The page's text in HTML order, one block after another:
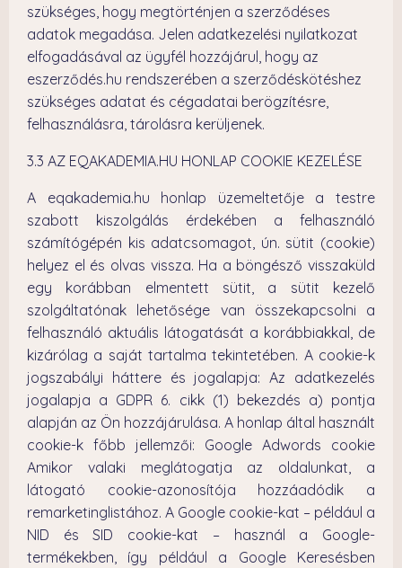
szükséges, hogy megtörténjen a szerződéses
adatok megadása. Jelen adatkezelési nyilatkozat
elfogadásával az ügyfél hozzájárul, hogy az
eszerződés.hu rendszerében a szerződéskötéshez
szükséges adatat és cégadatai berögzítésre,
felhasználásra, tárolásra kerüljenek.
3.3 AZ EQAKADEMIA.HU HONLAP COOKIE KEZELÉSE
A eqakademia.hu honlap üzemeltetője a testre
szabott kiszolgálás érdekében a felhasználó
számítógépén kis adatcsomagot, ún. sütit (cookie)
helyez el és olvas vissza. Ha a böngésző visszaküld
egy korábban elmentett sütit, a sütit kezelő
szolgáltatónak lehetősége van összekapcsolni a
felhasználó aktuális látogatását a korábbiakkal, de
kizárólag a saját tartalma tekintetében. A cookie-k
jogszabályi háttere és jogalapja: Az adatkezelés
jogalapja a GDPR 6. cikk (1) bekezdés a) pontja
alapján az Ön hozzájárulása. A honlap által használt
cookie-k főbb jellemzői: Google Adwords cookie
Amikor valaki meglátogatja az oldalunkat, a
látogató cookie-azonosítója hozzáadódik a
remarketinglistához. A Google cookie-kat – például a
NID és SID cookie-kat – használ a Google-
termékekben, így például a Google Keresésben